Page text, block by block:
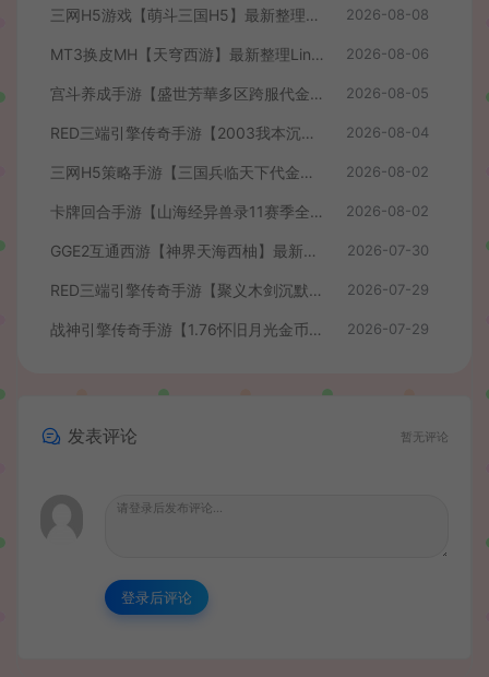
三网H5游戏【萌斗三国H5】最新整理WIN系服务端+GM后台+详细搭建教程 2026-08-08
MT3换皮MH【天穹西游】最新整理Linux手工服务端+安卓苹果双端+GM后台+详细搭建教程+全套源码+视频教程 2026-08-06
宫斗养成手游【盛世芳華多区跨服代金券本地优化版】最新整理单机一键即玩端+Linux手工服务端+CDK授权后台+安卓+详细搭建教程 2026-08-05
RED三端引擎传奇手游【2003我本沉默】最新整理Win系服务端+安卓苹果PC三端+详细搭建教程 2026-08-04
三网H5策略手游【三国兵临天下代金券内购七合修复版】最新整理单机一键即玩镜像端+Linux手工服务端+管理后台+GM授权后台+简易安卓客户端+详细搭建教程+视频教程 2026-08-02
卡牌回合手游【山海经异兽录11赛季全人物代金券内购版】最新整理WIN系服务端+授权GM后台+管理后台+热更修改工具+安卓+详细搭建教程 2026-08-02
GGE2互通西游【神界天海西柚】最新整理Win系服务端+安卓苹果PC三端+内置GM工具+全套源码+详细搭建教程+视频教程 2026-07-30
RED三端引擎传奇手游【聚义木剑沉默高仿嘟嘟沉默】最新整理Win系服务端+安卓苹果PC三端+详细搭建教程 2026-07-29
战神引擎传奇手游【1.76怀旧月光金币版】最新整理Win系复古服务端+安卓苹果双端+GM授权物品后台+详细搭建教程 2026-07-29
发表评论 暂无评论
登录后评论